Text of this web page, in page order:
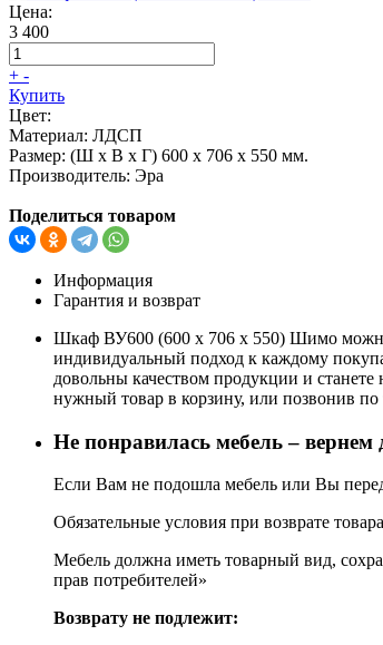
Цена:
3 400
+ -
Купить
Цвет:
Материал: ЛДСП
Размер: (Ш х В х Г) 600 х 706 х 550 мм.
Производитель: Эра
Поделиться товаром
Информация
Гарантия и возврат
Шкаф ВУ600 (600 х 706 х 550) Шимо можно
индивидуальный подход к каждому
довольны качеством продукции и
нужный товар в корзину, или позвонив
Не понравилась мебель – вернем
Если Вам не подошла мебель или Вы
Обязательные условия при возврате
Мебель должна иметь товарный вид,
прав потребителей»
Возврату не подлежит: